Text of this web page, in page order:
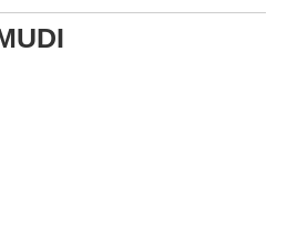
കാഴ്ച.രക്ഷാപ്രവർത്തന
ത്തിന് ഓച്ചിറ അഴിക്കലിൽ